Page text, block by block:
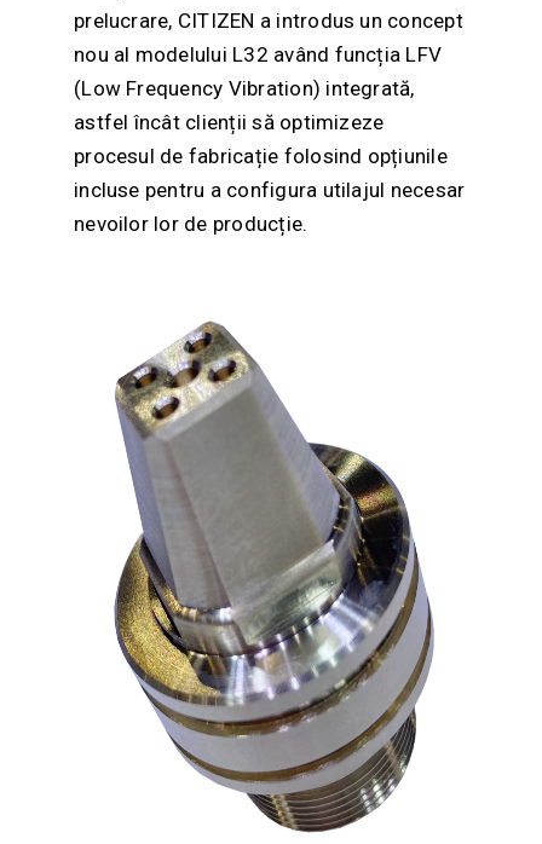
prelucrare, CITIZEN a introdus un concept
nou al modelului L32 având funcția LFV
(Low Frequency Vibration) integrată,
astfel încât clienții să optimizeze
procesul de fabricație folosind opțiunile
incluse pentru a configura utilajul necesar
nevoilor lor de producție.